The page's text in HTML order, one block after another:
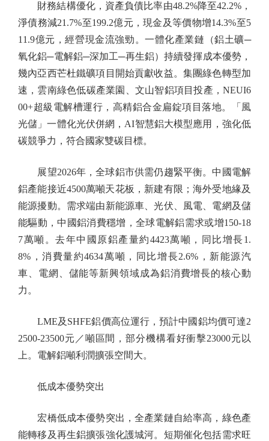
財務結構優化，資產負債比率由48.2%降至42.2%，
淨債務減21.7%至199.2億元，現金及等價物增14.3%至5
11.9億元，經營現金流強勁。一體化產業鏈（鋁土礦─
氧化鋁─電解鋁─深加工─再生鋁）持續發揮成本優勢，
幾內亞西芒杜鐵礦項目開始貢獻收益。集團綠色轉型加
速，雲南綠色低碳產業園、文山智鋁項目投產，NEUI6
00+超級電解槽運行，高精鋁合金扁錠項目落地。「風
光儲」一體化光伏併網，AI智慧鋁大模型應用，強化低
碳競爭力，符合國家雙碳目標。
展望2026年，全球鋁市供需仍趨緊平衡。中國電解
鋁產能接近4500萬噸天花板，新建有限；海外受地緣及
能源擾動。需求端由新能源車、光伏、風電、電網及儲
能驅動，中國鋁消費穩增，全球電解鋁需求或增150-18
7萬噸。去年中國原鋁產量約4423萬噸，同比增長1.
8%，消費量約4634萬噸，同比增長2.6%，新能源汽
車、電網、儲能等新興領域成為鋁消費增長的核心動
力。
LME及SHFE鋁價高位運行，預計中國鋁均價可達2
2500-23500元／噸區間，部分機構看好衝擊23000元以
上。電解鋁噸利潤擴張空間大。
低成本優勢突出
宏橋低成本優勢突出，全產業鏈自給率高，綠色產
能轉移及再生鋁擴張強化護城河。短期催化包括需求旺